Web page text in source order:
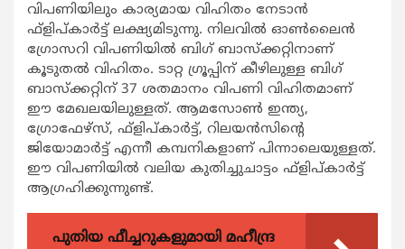
വിപണിയിലും കാര്യമായ വിഹിതം നേടാന്‍
ഫ്ളിപ്കാര്‍ട്ട് ലക്ഷ്യമിടുന്നു. നിലവില്‍ ഓണ്‍ലൈന്‍
ഗ്രോസറി വിപണിയില്‍ ബിഗ് ബാസ്ക്കറ്റിനാണ്
കൂടുതല്‍ വിഹിതം. ടാറ്റ ഗ്രൂപ്പിന് കീഴിലുള്ള ബിഗ്
ബാസ്ക്കറ്റിന് 37 ശതമാനം വിപണി വിഹിതമാണ്
ഈ മേഖലയിലുള്ളത്. ആമസോണ്‍ ഇന്ത്യ,
ഗ്രോഫേഴ്സ്, ഫ്ളിപ്കാര്‍ട്ട്, റിലയന്‍സിന്‍റെ
ജിയോമാര്‍ട്ട് എന്നീ കമ്പനികളാണ് പിന്നാലെയുള്ളത്.
ഈ വിപണിയില്‍ വലിയ കുതിച്ചുചാട്ടം ഫ്ളിപ്കാര്‍ട്ട്
ആഗ്രഹിക്കുന്നുണ്ട്.
പുതിയ ഫീച്ചറുകളുമായി മഹീന്ദ്ര